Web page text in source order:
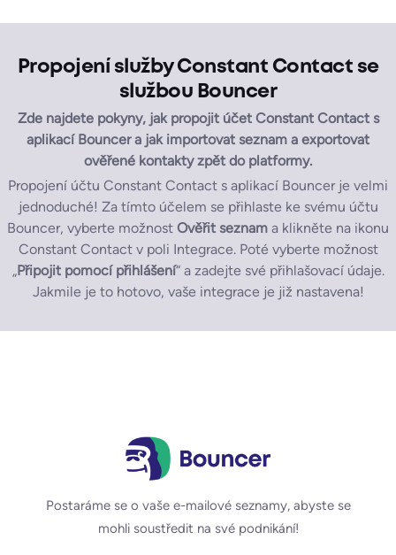
Propojení služby Constant Contact se
službou Bouncer
Zde najdete pokyny, jak propojit účet Constant Contact s
aplikací Bouncer a jak importovat seznam a exportovat
ověřené kontakty zpět do platformy.
Propojení účtu Constant Contact s aplikací Bouncer je velmi
jednoduché! Za tímto účelem se přihlaste ke svému účtu
Bouncer, vyberte možnost Ověřit seznam a klikněte na ikonu
Constant Contact v poli Integrace. Poté vyberte možnost
„Připojit pomocí přihlášení“ a zadejte své přihlašovací údaje.
Jakmile je to hotovo, vaše integrace je již nastavena!
Postaráme se o vaše e-mailové seznamy, abyste se
mohli soustředit na své podnikání!